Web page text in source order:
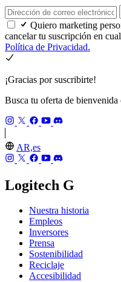
Quiero marketing
cancelar tu suscripción en
Política de Privacidad.
¡Gracias por suscribirte!
Busca tu oferta de bienvenida
AR,es
Logitech G
Nuestra historia
Empleos
Inversores
Prensa
Sostenibilidad
Reciclaje
Accesibilidad